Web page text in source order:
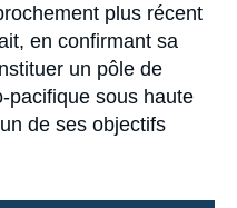
plus récent
en confirmant sa
un pôle de
pacifique sous haute
de ses objectifs